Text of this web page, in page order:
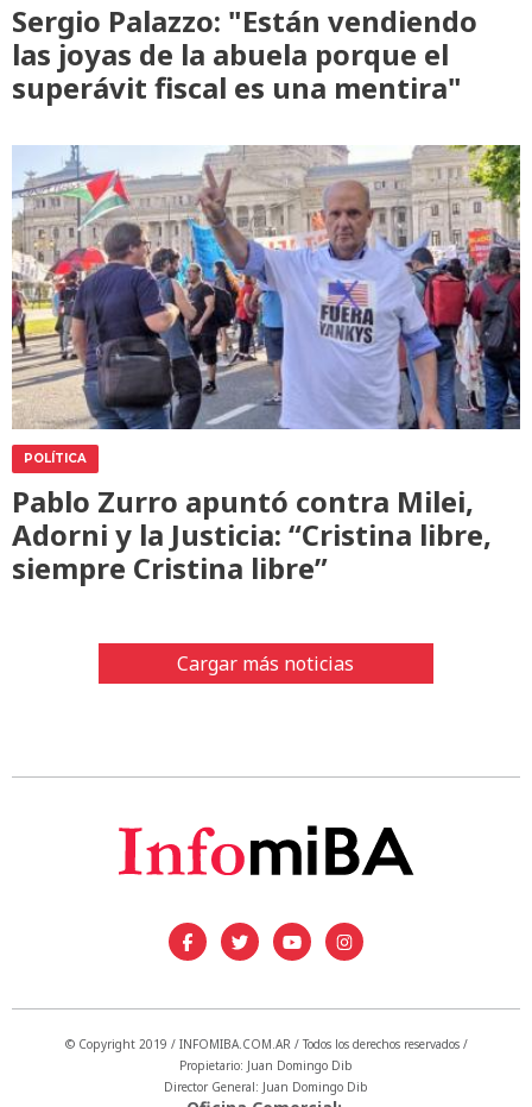
Sergio Palazzo: "Están vendiendo
las joyas de la abuela porque el
superávit fiscal es una mentira"
POLÍTICA
Pablo Zurro apuntó contra Milei,
Adorni y la Justicia: “Cristina libre,
siempre Cristina libre”
Cargar más noticias
© Copyright 2019 / INFOMIBA.COM.AR / Todos los derechos reservados /
Propietario: Juan Domingo Dib
Director General: Juan Domingo Dib